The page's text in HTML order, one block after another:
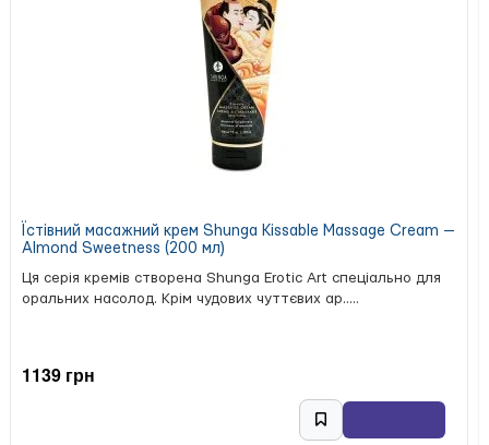
Їстівний масажний крем Shunga Kissable Massage Cream —
Almond Sweetness (200 мл)
Ця серія кремів створена Shunga Erotic Art спеціально для
оральних насолод. Крім чудових чуттєвих ар.....
1139 грн